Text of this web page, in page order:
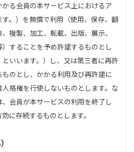
る会員の本サービス上におけるア
。）を無償で利用（使用、保存、翻
複製、加工、転載、出版、展示、
することを予め許諾するものとし
といいます。）し、又は第三者に再許
のとし、かかる利用及び再許諾に
格権を行使しないものとします。な
会員が本サービスの利用を終了し
に存続するものとします。